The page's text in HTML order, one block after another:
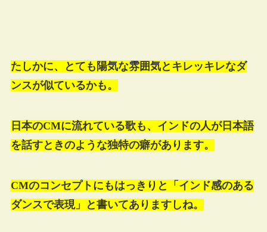
たしかに、とても陽気な雰囲気とキレッキレなダ
ンスが似ているかも。
日本のCMに流れている歌も、インドの人が日本語
を話すときのような独特の癖があります。
CMのコンセプトにもはっきりと「インド感のある
ダンスで表現」と書いてありますしね。